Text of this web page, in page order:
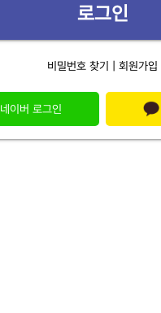
로그인
비밀번호 찾기 | 회원가입
네이버 로그인